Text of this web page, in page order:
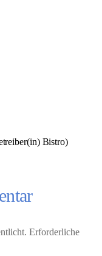
Bistro)
Erforderliche